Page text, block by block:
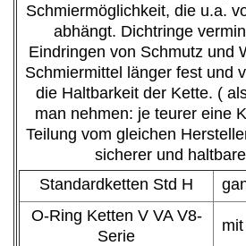
Schmiermöglichkeit, die u.a.
abhängt. Dichtringe
Eindringen von Schmutz und
Schmiermittel länger fest und
die Haltbarkeit der Kette. (
man nehmen: je teurer eine
Teilung vom gleichen
sicherer und
Standardketten Std H
O-Ring Ketten V VA V8-
Serie